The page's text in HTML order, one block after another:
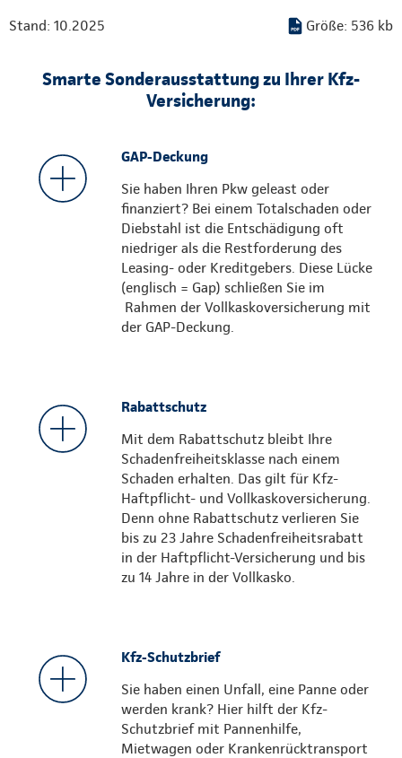
Stand: 10.2025 Größe: 536 kb
Smarte Sonderausstattung zu Ihrer Kfz-
Versicherung:
GAP-Deckung
Sie haben Ihren Pkw geleast oder
finanziert? Bei einem Totalschaden oder
Diebstahl ist die Entschädigung oft
niedriger als die Restforderung des
Leasing- oder Kreditgebers. Diese Lücke
(englisch = Gap) schließen Sie im
Rahmen der Vollkaskoversicherung mit
der GAP-Deckung.
Rabattschutz
Mit dem Rabattschutz bleibt Ihre
Schadenfreiheitsklasse nach einem
Schaden erhalten. Das gilt für Kfz-
Haftpflicht- und Vollkaskoversicherung.
Denn ohne Rabattschutz verlieren Sie
bis zu 23 Jahre Schadenfreiheitsrabatt
in der Haftpflicht-Versicherung und bis
zu 14 Jahre in der Vollkasko.
Kfz-Schutzbrief
Sie haben einen Unfall, eine Panne oder
werden krank? Hier hilft der Kfz-
Schutzbrief mit Pannenhilfe,
Mietwagen oder Krankenrücktransport